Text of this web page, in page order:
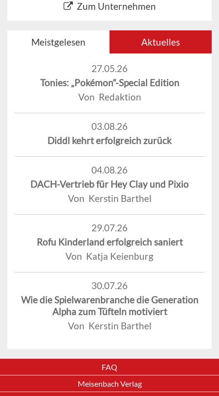
Zum Unternehmen
Meistgelesen Aktuelles
27.05.26
Tonies: „Pokémon“-Special Edition
Von Redaktion
03.08.26
Diddl kehrt erfolgreich zurück
04.08.26
DACH-Vertrieb für Hey Clay und Pixio
Von Kerstin Barthel
29.07.26
Rofu Kinderland erfolgreich saniert
Von Katja Keienburg
30.07.26
Wie die Spielwarenbranche die Generation
Alpha zum Tüfteln motiviert
Von Kerstin Barthel
FAQ
Meisenbach Verlag